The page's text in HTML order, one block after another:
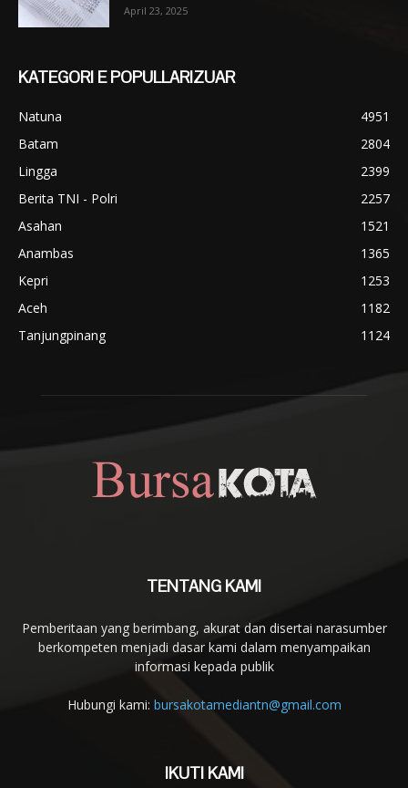
April 23, 2025
KATEGORI E POPULLARIZUAR
Natuna
4951
Batam
2804
Lingga
2399
Berita TNI - Polri
2257
Asahan
1521
Anambas
1365
Kepri
1253
Aceh
1182
Tanjungpinang
1124
TENTANG KAMI
Pemberitaan yang berimbang, akurat dan disertai narasumber
berkompeten menjadi dasar kami dalam menyampaikan
informasi kepada publik
Hubungi kami: bursakotamediantn@gmail.com
IKUTI KAMI